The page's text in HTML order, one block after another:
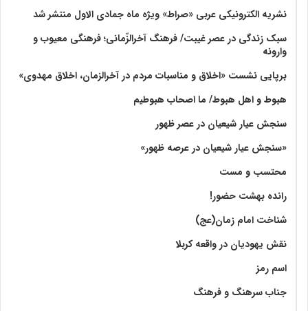
نشریه الکترونیکی عربی «صراط» ویژه ماه جمادی الاول منتشر شد
سبک زندگی در عصر غیبت/ فرهنگ آخرالزّمانی؛ فرهنگی معیوب و
وارونه
برپایی نشست «اخلاق و مناسبات مردم در آخرالزمان، اخلاق مهدوی»
هبوط و اهل هبوط/ ما اصحاب هبوطیم
سنجش عیار شیعیان در عصر ظهور
«سنجش عیار شیعیان در عرصه ظهور»
محتسب و مست
رانده بهشت‌ حضور!
شناخت امام زمان(عج)
نقش یهودیان در واقعه کربلا
اسم رمز
جناب سرهنگ و فرهنگ